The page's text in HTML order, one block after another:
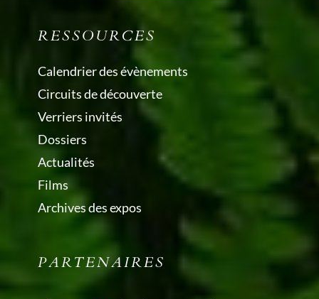
RESSOURCES
Calendrier des évènements
Circuits de découverte
Verriers invités
Dossiers
Actualités
Films
Archives des expos
PARTENAIRES